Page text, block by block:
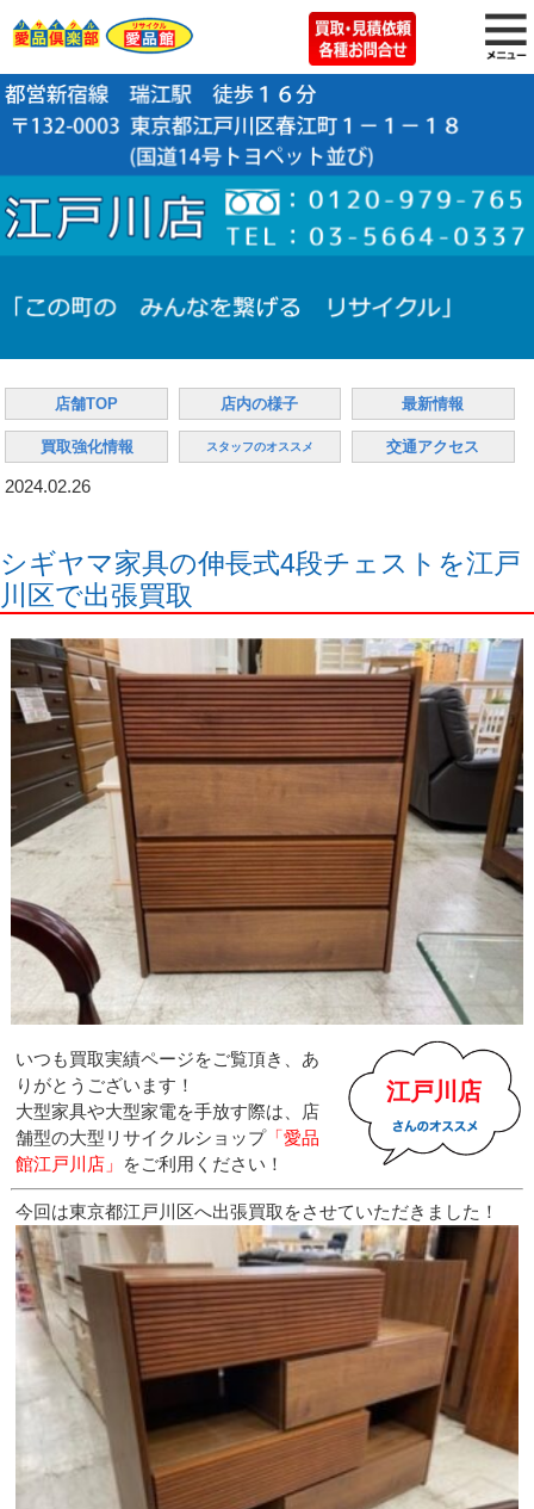
店舗TOP 店内の様子 最新情報
買取強化情報 スタッフのオススメ 交通アクセス
2024.02.26
シギヤマ家具の伸長式4段チェストを江戸
川区で出張買取
江戸川店
いつも買取実績ページをご覧頂き、あ
りがとうございます！
大型家具や大型家電を手放す際は、店
舗型の大型リサイクルショップ「愛品
館江戸川店」
をご利用ください！
今回は東京都江戸川区へ出張買取をさせていただきました！